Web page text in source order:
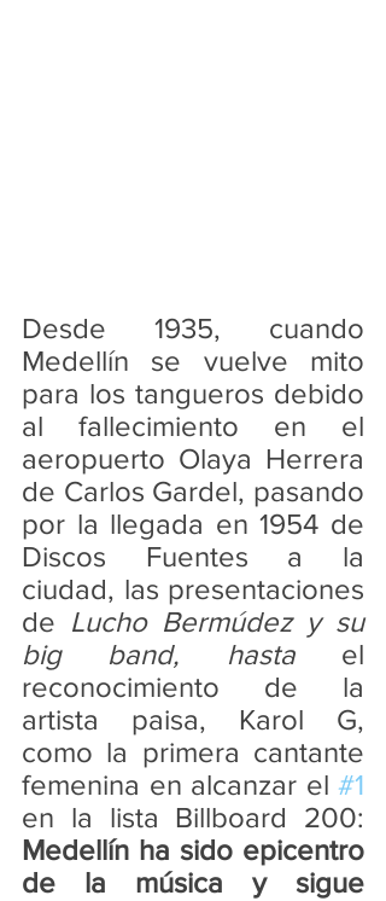
Desde 1935, cuando
Medellín se vuelve mito
para los tangueros debido
al fallecimiento en el
aeropuerto Olaya Herrera
de Carlos Gardel, pasando
por la llegada en 1954 de
Discos Fuentes a la
ciudad, las presentaciones
de Lucho Bermúdez y su
big band, hasta el
reconocimiento de la
artista paisa, Karol G,
como la primera cantante
femenina en alcanzar el #1
Medellín ha sido epicentro
de la música y sigue